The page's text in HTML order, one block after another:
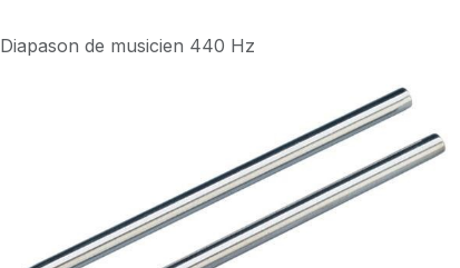
Diapason de musicien 440 Hz